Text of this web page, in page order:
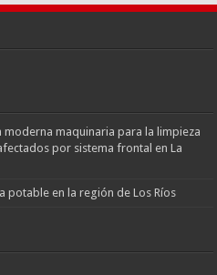
maquinaria para la limpieza
por sistema frontal en La
potable en la región de Los Ríos